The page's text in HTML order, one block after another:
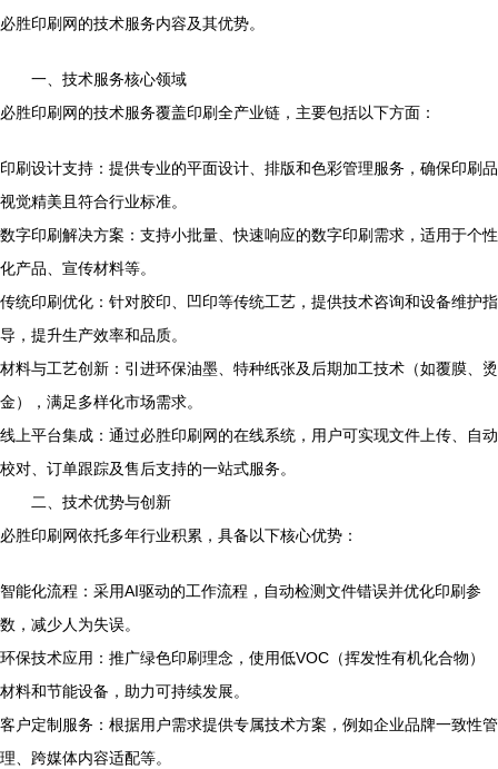
必胜印刷网的技术服务内容及其优势。
一、技术服务核心领域
必胜印刷网的技术服务覆盖印刷全产业链，主要包括以下方面：
印刷设计支持：提供专业的平面设计、排版和色彩管理服务，确保印刷品
视觉精美且符合行业标准。
数字印刷解决方案：支持小批量、快速响应的数字印刷需求，适用于个性
化产品、宣传材料等。
传统印刷优化：针对胶印、凹印等传统工艺，提供技术咨询和设备维护指
导，提升生产效率和品质。
材料与工艺创新：引进环保油墨、特种纸张及后期加工技术（如覆膜、烫
金），满足多样化市场需求。
线上平台集成：通过必胜印刷网的在线系统，用户可实现文件上传、自动
校对、订单跟踪及售后支持的一站式服务。
二、技术优势与创新
必胜印刷网依托多年行业积累，具备以下核心优势：
智能化流程：采用AI驱动的工作流程，自动检测文件错误并优化印刷参
数，减少人为失误。
环保技术应用：推广绿色印刷理念，使用低VOC（挥发性有机化合物）
材料和节能设备，助力可持续发展。
客户定制服务：根据用户需求提供专属技术方案，例如企业品牌一致性管
理、跨媒体内容适配等。